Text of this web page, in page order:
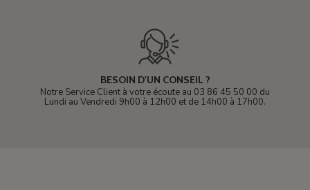
BESOIN D'UN CONSEIL ?
Notre Service Client à votre écoute au 03 86 45 50 00 du
Lundi au Vendredi 9h00 à 12h00 et de 14h00 à 17h00.